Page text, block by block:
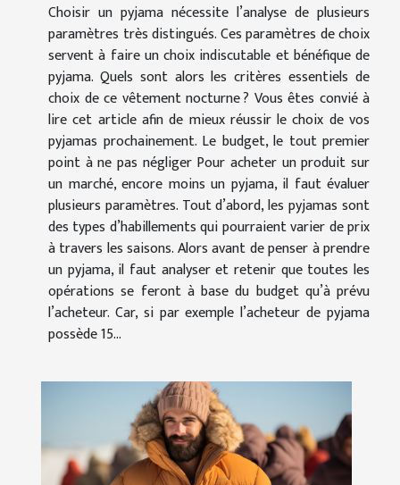
Choisir un pyjama nécessite l’analyse de plusieurs
paramètres très distingués. Ces paramètres de choix
servent à faire un choix indiscutable et bénéfique de
pyjama. Quels sont alors les critères essentiels de
choix de ce vêtement nocturne ? Vous êtes convié à
lire cet article afin de mieux réussir le choix de vos
pyjamas prochainement. Le budget, le tout premier
point à ne pas négliger Pour acheter un produit sur
un marché, encore moins un pyjama, il faut évaluer
plusieurs paramètres. Tout d’abord, les pyjamas sont
des types d’habillements qui pourraient varier de prix
à travers les saisons. Alors avant de penser à prendre
un pyjama, il faut analyser et retenir que toutes les
opérations se feront à base du budget qu’à prévu
l’acheteur. Car, si par exemple l’acheteur de pyjama
possède 15...